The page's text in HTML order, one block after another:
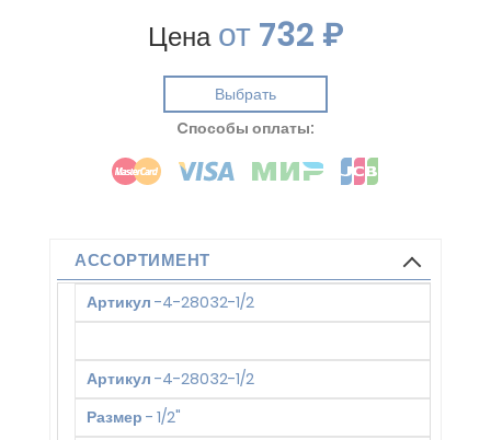
Ценаот732 ₽
Выбрать
Cпособы оплаты:
АССОРТИМЕНТ
Артикул -4-28032-1/2
Артикул -4-28032-1/2
Размер - 1/2"